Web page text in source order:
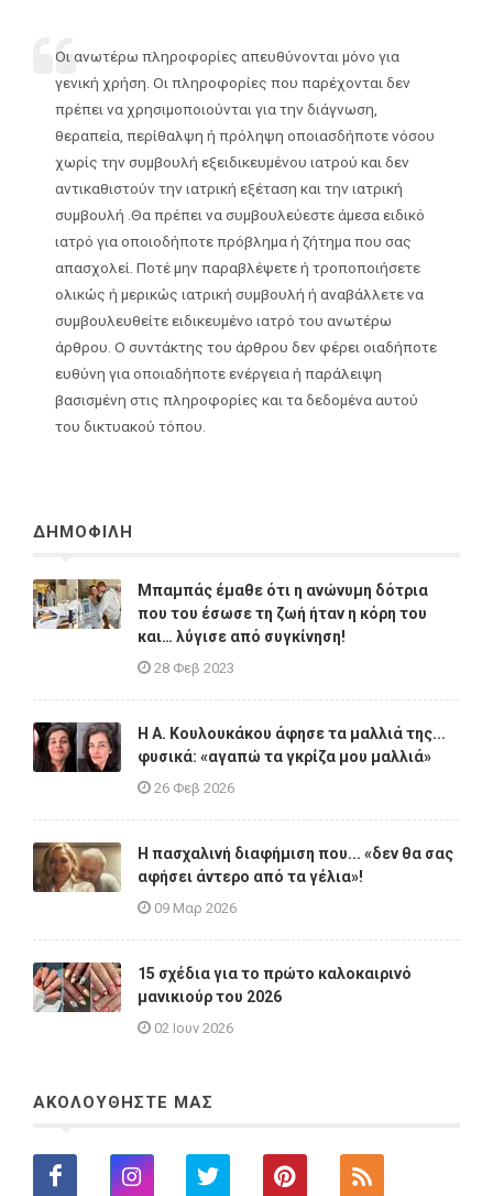
Οι ανωτέρω πληροφορίες απευθύνονται μόνο για
γενική χρήση. Οι πληροφορίες που παρέχονται δεν
πρέπει να χρησιμοποιούνται για την διάγνωση,
θεραπεία, περίθαλψη ή πρόληψη οποιασδήποτε νόσου
χωρίς την συμβουλή εξειδικευμένου ιατρού και δεν
αντικαθιστούν την ιατρική εξέταση και την ιατρική
συμβουλή .Θα πρέπει να συμβουλεύεστε άμεσα ειδικό
ιατρό για οποιοδήποτε πρόβλημα ή ζήτημα που σας
απασχολεί. Ποτέ μην παραβλέψετε ή τροποποιήσετε
ολικώς ή μερικώς ιατρική συμβουλή ή αναβάλλετε να
συμβουλευθείτε ειδικευμένο ιατρό του ανωτέρω
άρθρου. Ο συντάκτης του άρθρου δεν φέρει οιαδήποτε
ευθύνη για οποιαδήποτε ενέργεια ή παράλειψη
βασισμένη στις πληροφορίες και τα δεδομένα αυτού
του δικτυακού τόπου.
ΔΗΜΟΦΙΛΗ
Μπαμπάς έμαθε ότι η ανώνυμη δότρια
που του έσωσε τη ζωή ήταν η κόρη του
και… λύγισε από συγκίνηση!
28 Φεβ 2023
Η A. Κουλουκάκου άφησε τα μαλλιά της...
φυσικά: «αγαπώ τα γκρίζα μου μαλλιά»
26 Φεβ 2026
Η πασχαλινή διαφήμιση που... «δεν θα σας
αφήσει άντερο από τα γέλια»!
09 Μαρ 2026
15 σχέδια για το πρώτο καλοκαιρινό
μανικιούρ του 2026
02 Ιουν 2026
ΑΚΟΛΟΥΘΗΣΤΕ ΜΑΣ